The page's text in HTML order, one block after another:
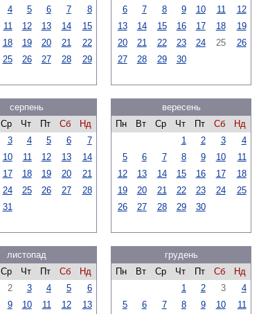
4 5 6 7
8
11 12 13 14
15
18 19 20 21
22
25 26 27 28
29
6
7 8 9 10 11
12
13
14 15 16 17 18
19
20
21 22 23 24 25
26
27
28 29 30
серпень
Ср Чт Пт Сб
Нд
3 4 5 6
7
10 11 12 13
14
17 18 19 20
21
24 25 26 27
28
31
вересень
Пн
Вт Ср Чт Пт Сб
Нд
1
2 3
4
5
6 7 8 9 10
11
12
13 14 15 16 17
18
19
20 21 22 23 24
25
26
27 28 29 30
листопад
Ср Чт Пт Сб
Нд
2 3 4 5
6
9 10 11 12
13
грудень
Пн
Вт Ср Чт Пт Сб
Нд
1
2 3
4
5
6 7 8 9 10
11